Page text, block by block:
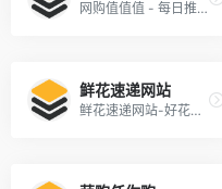
网购值值值 - 每日推荐让你大喊三声「值值值!」的优惠商品
鲜花速递网站
鲜花速递网站-好花网!网上订鲜花,百株好花只取一朵精华